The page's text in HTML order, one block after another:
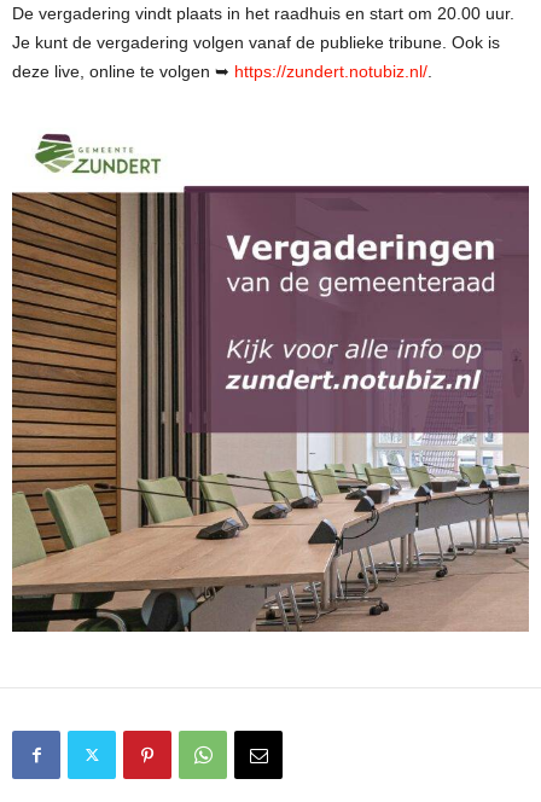
De vergadering vindt plaats in het raadhuis en start om 20.00 uur.
Je kunt de vergadering volgen vanaf de publieke tribune. Ook is
deze live, online te volgen ➥ https://zundert.notubiz.nl/